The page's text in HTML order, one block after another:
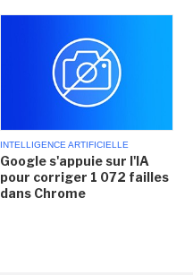
INTELLIGENCE ARTIFICIELLE
Google s'appuie sur l'IA
pour corriger 1 072 failles
dans Chrome